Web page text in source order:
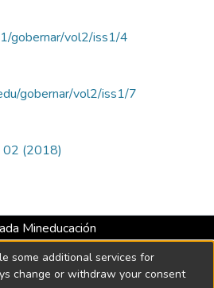
gobernar/vol2/iss1/4
gobernar/vol2/iss1/7
02 (2018)
Mineducación
Institucional hasta 2026 -
MEN 2158 de 2018
some additional services for
change or withdraw your consent